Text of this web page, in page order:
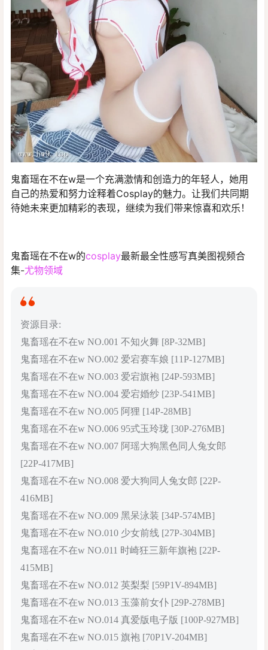
鬼畜瑶在不在w是一个充满激情和创造力的年轻人，她用
自己的热爱和努力诠释着Cosplay的魅力。让我们共同期
待她未来更加精彩的表现，继续为我们带来惊喜和欢乐！
鬼畜瑶在不在w的cosplay最新最全性感写真美图视频合
集-尤物领域
资源目录:
鬼畜瑶在不在w NO.001 不知火舞 [8P-32MB]
鬼畜瑶在不在w NO.002 爱宕赛车娘 [11P-127MB]
鬼畜瑶在不在w NO.003 爱宕旗袍 [24P-593MB]
鬼畜瑶在不在w NO.004 爱宕婚纱 [23P-541MB]
鬼畜瑶在不在w NO.005 阿狸 [14P-28MB]
鬼畜瑶在不在w NO.006 95式玉玲珑 [30P-276MB]
鬼畜瑶在不在w NO.007 阿瑶大狗黑色同人兔女郎
[22P-417MB]
鬼畜瑶在不在w NO.008 爱大狗同人兔女郎 [22P-
416MB]
鬼畜瑶在不在w NO.009 黑呆泳装 [34P-574MB]
鬼畜瑶在不在w NO.010 少女前线 [27P-304MB]
鬼畜瑶在不在w NO.011 时崎狂三新年旗袍 [22P-
415MB]
鬼畜瑶在不在w NO.012 英梨梨 [59P1V-894MB]
鬼畜瑶在不在w NO.013 玉藻前女仆 [29P-278MB]
鬼畜瑶在不在w NO.014 真爱版电子版 [100P-927MB]
鬼畜瑶在不在w NO.015 旗袍 [70P1V-204MB]